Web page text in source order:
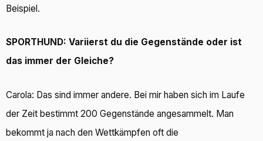
Beispiel.
SPORTHUND: Variierst du die Gegenstände oder ist
das immer der Gleiche?
Carola: Das sind immer andere. Bei mir haben sich im Laufe
der Zeit bestimmt 200 Gegenstände angesammelt. Man
bekommt ja nach den Wettkämpfen oft die